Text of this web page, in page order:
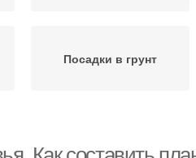
Посадки в грунт